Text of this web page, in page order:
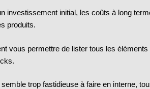
investissement initial, les coûts à long
produits.
vous permettre de lister tous les
trop fastidieuse à faire en interne,